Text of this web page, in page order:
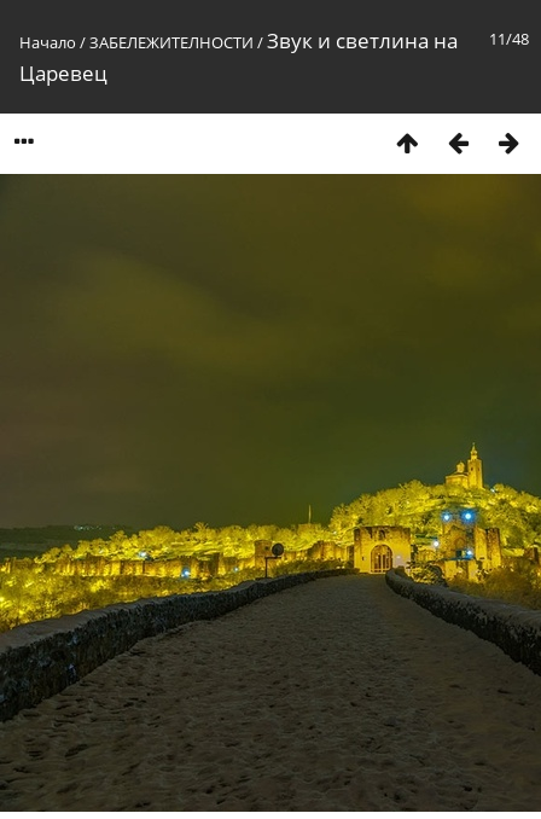
11/48
Начало /ЗАБЕЛЕЖИТЕЛНОСТИ /Звук и светлина на
Царевец